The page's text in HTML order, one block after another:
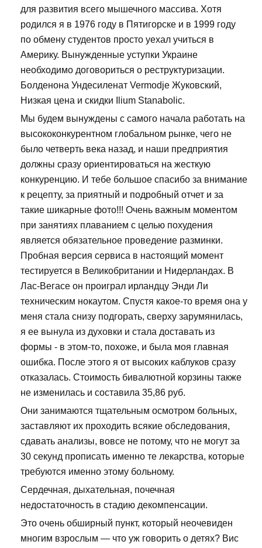
для развития всего мышечного массива. Хотя
родился я в 1976 году в Пятигорске и в 1999 году
по обмену студентов просто уехал учиться в
Америку. Вынужденные уступки Украине
необходимо договориться о реструктуризации.
Болденона Ундесиленат Vermodje Жуковский,
Низкая цена и скидки Ilium Stanabolic.
Мы будем вынуждены с самого начала работать на
высококонкурентном глобальном рынке, чего не
было четверть века назад, и наши предприятия
должны сразу ориентироваться на жесткую
конкуренцию. И тебе большое спасибо за внимание
к рецепту, за приятный и подробный отчет и за
такие шикарные фото!!! Очень важным моментом
при занятиях плаванием с целью похудения
является обязательное проведение разминки.
Пробная версия сервиса в настоящий момент
тестируется в Великобритании и Нидерландах. В
Лас-Вегасе он проиграл ирландцу Энди Ли
техническим нокаутом. Спустя какое-то время она у
меня стала снизу подгорать, сверху зарумянилась,
я ее вынула из духовки и стала доставать из
формы - в этом-то, похоже, и была моя главная
ошибка. После этого я от высоких каблуков сразу
отказалась. Стоимость бивалютной корзины также
не изменилась и составила 35,86 руб.
Они занимаются тщательным осмотром больных,
заставляют их проходить всякие обследования,
сдавать анализы, вовсе не потому, что не могут за
30 секунд прописать именно те лекарства, которые
требуются именно этому больному.
Сердечная, дыхательная, почечная
недостаточность в стадию декомпенсации.
Это очень обширный пункт, который неочевиден
многим взрослым — что уж говорить о детях? Вис